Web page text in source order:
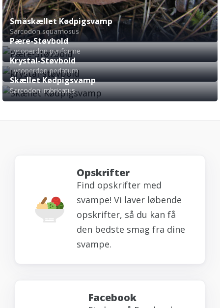
Småskællet Kødpigsvamp
Sarcodon squamosus
Pære-Støvbold
Lycoperdon pyriforme
Krystal-Støvbold
Lycoperdon perlatum
Skællet Kødpigsvamp
Sarcodon imbricatus
Opskrifter
Find opskrifter med
svampe! Vi laver løbende
opskrifter, så du kan få
den bedste smag fra dine
svampe.
Facebook